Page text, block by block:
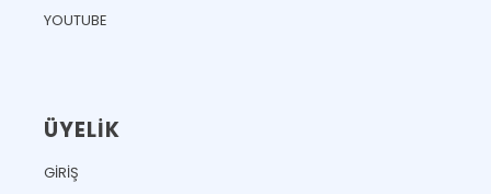
YOUTUBE
ÜYELİK
GİRİŞ